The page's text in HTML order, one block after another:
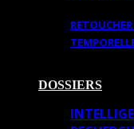
DOSSIERS